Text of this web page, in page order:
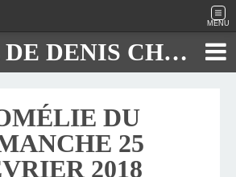
MENU
JOURNAL DE DENIS CHAUTARD
DU
25
2018